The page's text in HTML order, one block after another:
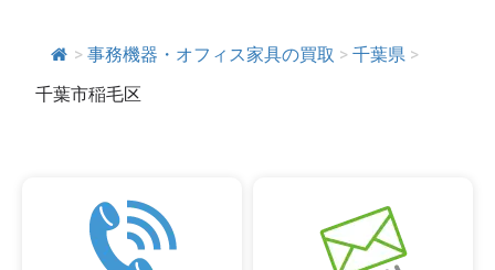
> 事務機器・オフィス家具の買取 > 千葉県 >
千葉市稲毛区